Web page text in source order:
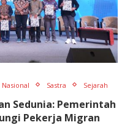
Nasional Sastra Sejarah
Sedunia: Pemerintah
Pekerja Migran